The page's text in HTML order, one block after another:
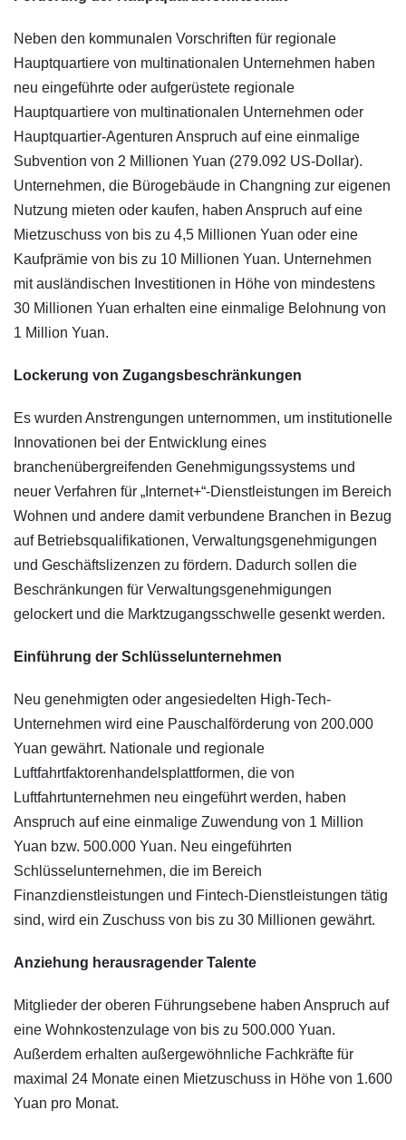
Neben den kommunalen Vorschriften für regionale
Hauptquartiere von multinationalen Unternehmen haben
neu eingeführte oder aufgerüstete regionale
Hauptquartiere von multinationalen Unternehmen oder
Hauptquartier-Agenturen Anspruch auf eine einmalige
Subvention von 2 Millionen Yuan (279.092 US-Dollar).
Unternehmen, die Bürogebäude in Changning zur eigenen
Nutzung mieten oder kaufen, haben Anspruch auf eine
Mietzuschuss von bis zu 4,5 Millionen Yuan oder eine
Kaufprämie von bis zu 10 Millionen Yuan. Unternehmen
mit ausländischen Investitionen in Höhe von mindestens
30 Millionen Yuan erhalten eine einmalige Belohnung von
1 Million Yuan.
Lockerung von Zugangsbeschränkungen
Es wurden Anstrengungen unternommen, um institutionelle
Innovationen bei der Entwicklung eines
branchenübergreifenden Genehmigungssystems und
neuer Verfahren für „Internet+“-Dienstleistungen im Bereich
Wohnen und andere damit verbundene Branchen in Bezug
auf Betriebsqualifikationen, Verwaltungsgenehmigungen
und Geschäftslizenzen zu fördern. Dadurch sollen die
Beschränkungen für Verwaltungsgenehmigungen
gelockert und die Marktzugangsschwelle gesenkt werden.
Einführung der Schlüsselunternehmen
Neu genehmigten oder angesiedelten High-Tech-
Unternehmen wird eine Pauschalförderung von 200.000
Yuan gewährt. Nationale und regionale
Luftfahrtfaktorenhandelsplattformen, die von
Luftfahrtunternehmen neu eingeführt werden, haben
Anspruch auf eine einmalige Zuwendung von 1 Million
Yuan bzw. 500.000 Yuan. Neu eingeführten
Schlüsselunternehmen, die im Bereich
Finanzdienstleistungen und Fintech-Dienstleistungen tätig
sind, wird ein Zuschuss von bis zu 30 Millionen gewährt.
Anziehung herausragender Talente
Mitglieder der oberen Führungsebene haben Anspruch auf
eine Wohnkostenzulage von bis zu 500.000 Yuan.
Außerdem erhalten außergewöhnliche Fachkräfte für
maximal 24 Monate einen Mietzuschuss in Höhe von 1.600
Yuan pro Monat.